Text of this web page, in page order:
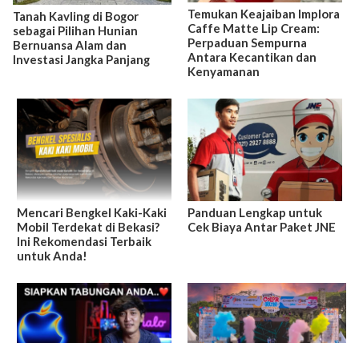
Tanah Kavling di Bogor
sebagai Pilihan Hunian
Bernuansa Alam dan
Investasi Jangka Panjang
Temukan Keajaiban Implora
Caffe Matte Lip Cream:
Perpaduan Sempurna
Antara Kecantikan dan
Kenyamanan
Mencari Bengkel Kaki-Kaki
Mobil Terdekat di Bekasi?
Ini Rekomendasi Terbaik
untuk Anda!
Panduan Lengkap untuk
Cek Biaya Antar Paket JNE